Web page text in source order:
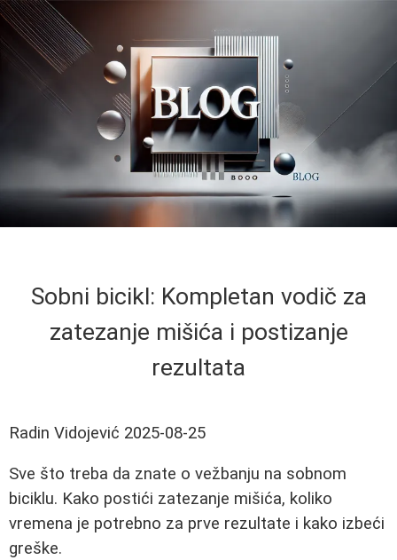
Sobni bicikl: Kompletan vodič za
zatezanje mišića i postizanje
rezultata
Radin Vidojević 2025-08-25
Sve što treba da znate o vežbanju na sobnom
biciklu. Kako postići zatezanje mišića, koliko
vremena je potrebno za prve rezultate i kako izbeći
greške.